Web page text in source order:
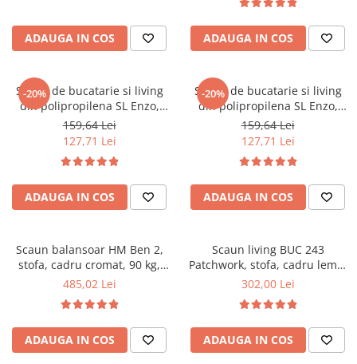
ADAUGA IN COS
100 kg, Gri inchis
ADAUGA IN COS
-20%
Scaun de bucatarie si living
din polipropilena SL Enzo,
ergonomic, lemn masiv,
83x46x42 cm, 100 kg, Negru
159,64 Lei
127,71 Lei
ADAUGA IN COS
-20%
Scaun de bucatarie si living
din polipropilena SL Enzo,
ergonomic, lemn masiv,
83x46x42 cm, 100 kg, Bleu
159,64 Lei
127,71 Lei
ADAUGA IN COS
Scaun balansoar HM Ben 2,
stofa, cadru cromat, 90 kg,
negru
485,02 Lei
ADAUGA IN COS
Scaun living BUC 243
Patchwork, stofa, cadru lemn,
110 kg
302,00 Lei
ADAUGA IN COS